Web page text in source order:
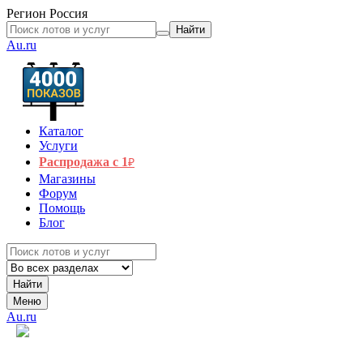
Регион Россия
Найти
Au.ru
Каталог
Услуги
Распродажа с 1₽
Магазины
Форум
Помощь
Блог
Найти
Меню
Au.ru